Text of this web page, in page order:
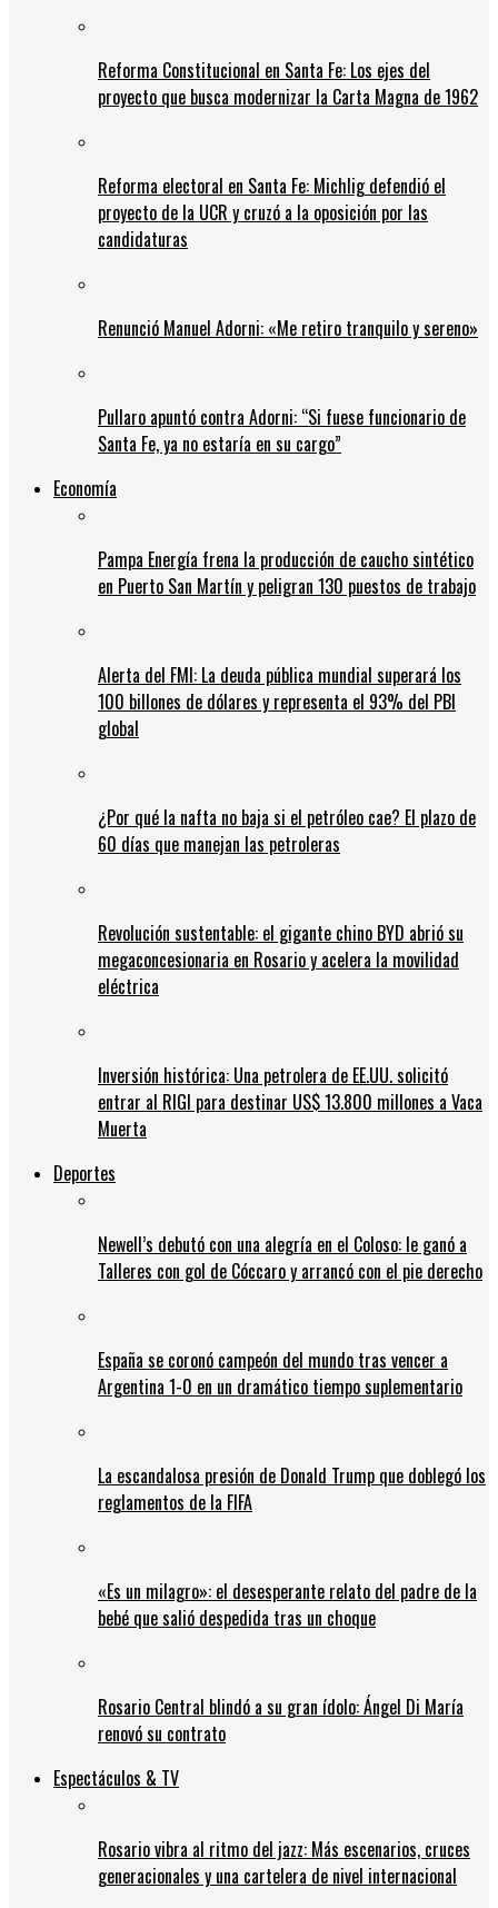
Reforma Constitucional en Santa Fe: Los ejes del
proyecto que busca modernizar la Carta Magna de 1962
Reforma electoral en Santa Fe: Michlig defendió el
proyecto de la UCR y cruzó a la oposición por las
candidaturas
Renunció Manuel Adorni: «Me retiro tranquilo y sereno»
Pullaro apuntó contra Adorni: “Si fuese funcionario de
Santa Fe, ya no estaría en su cargo”
Economía
Pampa Energía frena la producción de caucho sintético
en Puerto San Martín y peligran 130 puestos de trabajo
Alerta del FMI: La deuda pública mundial superará los
100 billones de dólares y representa el 93% del PBI
global
¿Por qué la nafta no baja si el petróleo cae? El plazo de
60 días que manejan las petroleras
Revolución sustentable: el gigante chino BYD abrió su
megaconcesionaria en Rosario y acelera la movilidad
eléctrica
Inversión histórica: Una petrolera de EE.UU. solicitó
entrar al RIGI para destinar US$ 13.800 millones a Vaca
Muerta
Deportes
Newell’s debutó con una alegría en el Coloso: le ganó a
Talleres con gol de Cóccaro y arrancó con el pie derecho
España se coronó campeón del mundo tras vencer a
Argentina 1-0 en un dramático tiempo suplementario
La escandalosa presión de Donald Trump que doblegó los
reglamentos de la FIFA
«Es un milagro»: el desesperante relato del padre de la
bebé que salió despedida tras un choque
Rosario Central blindó a su gran ídolo: Ángel Di María
renovó su contrato
Espectáculos & TV
Rosario vibra al ritmo del jazz: Más escenarios, cruces
generacionales y una cartelera de nivel internacional